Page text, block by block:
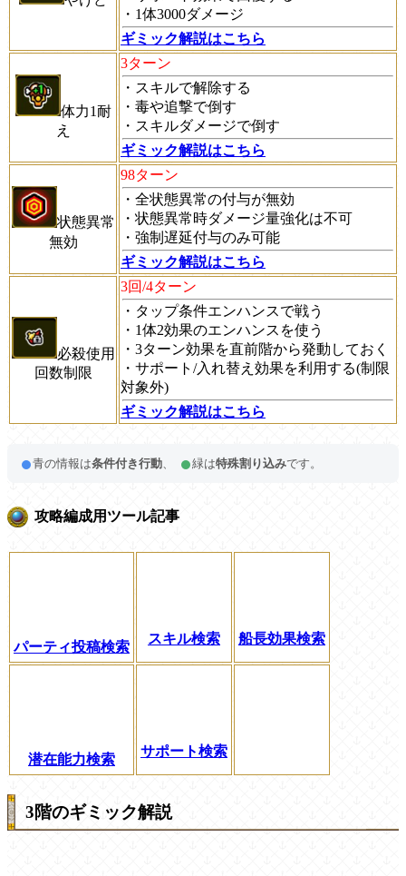
・1体3000ダメージ
ギミック解説はこちら
体力1耐
え
3ターン
・スキルで解除する
・毒や追撃で倒す
・スキルダメージで倒す
ギミック解説はこちら
状態異常
無効
98ターン
・全状態異常の付与が無効
・状態異常時ダメージ量強化は不可
・強制遅延付与のみ可能
ギミック解説はこちら
必殺使用
回数制限
3回/4ターン
・タップ条件エンハンスで戦う
・1体2効果のエンハンスを使う
・3ターン効果を直前階から発動しておく
・サポート/入れ替え効果を利用する(制限
対象外)
ギミック解説はこちら
青の情報は条件付き行動、 緑は特殊割り込みです。
攻略編成用ツール記事
パーティ投稿検索
スキル検索 船長効果検索
潜在能力検索
サポート検索
3階のギミック解説